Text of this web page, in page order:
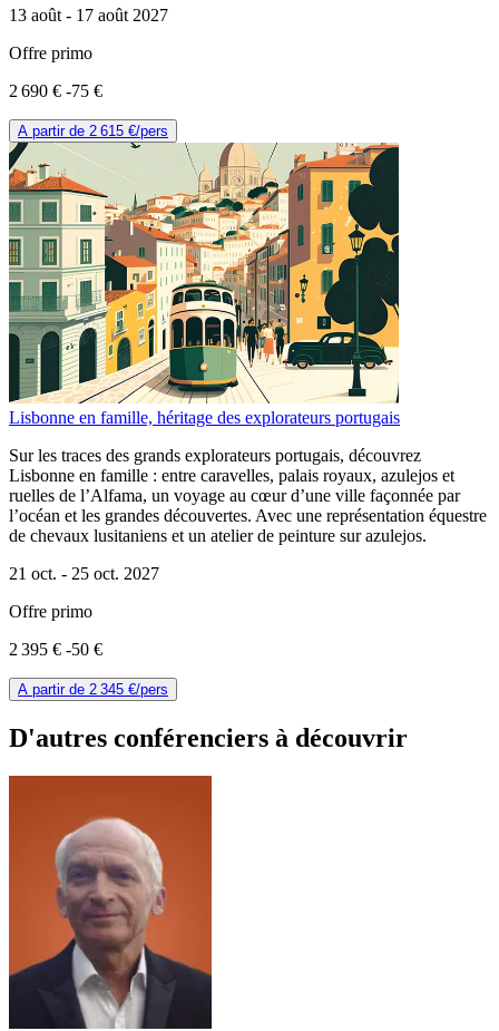
13 août - 17 août 2027
Offre primo
2 690 € -75 €
A partir de 2 615 €/pers
Lisbonne en famille, héritage des explorateurs portugais
Sur les traces des grands explorateurs portugais, découvrez
Lisbonne en famille : entre caravelles, palais royaux, azulejos et
ruelles de l’Alfama, un voyage au cœur d’une ville façonnée par
l’océan et les grandes découvertes. Avec une représentation équestre
de chevaux lusitaniens et un atelier de peinture sur azulejos.
21 oct. - 25 oct. 2027
Offre primo
2 395 € -50 €
A partir de 2 345 €/pers
D'autres conférenciers à découvrir